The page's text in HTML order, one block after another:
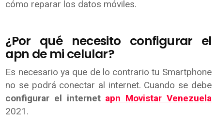
cómo reparar los datos móviles.
¿Por qué necesito configurar el
apn de mi celular?
Es necesario ya que de lo contrario tu Smartphone
no se podrá conectar al internet. Cuando se debe
configurar el internet apn Movistar Venezuela
2021.